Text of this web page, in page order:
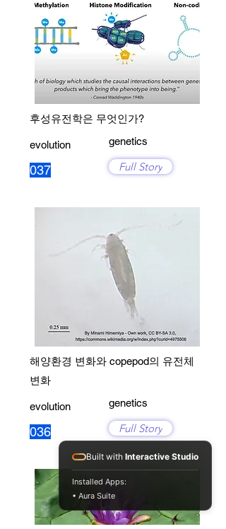
후성유전학은 무엇인가?
evolution
037
genetics
Full Story
해양환경 변화와 copepod의 유전체
변화
evolution
036
genetics
Full Story
Built with Interactive Studio
Installed Apps:
• Aura Suite